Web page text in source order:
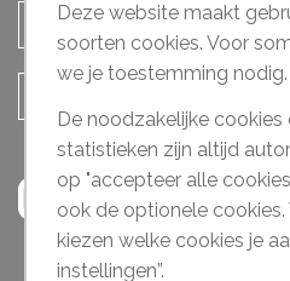
Terugbel
Deze website maakt
soorten cookies. Voor
we je toestemming nodig.
De noodzakelijke cookies
statistieken zijn altijd
op "accepteer alle
ook de optionele
kiezen welke cookies je
instellingen”.